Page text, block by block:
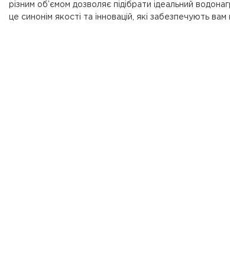
різним об’ємом дозволяє підібрати ідеальний
це синонім якості та інновацій, які забезпечують